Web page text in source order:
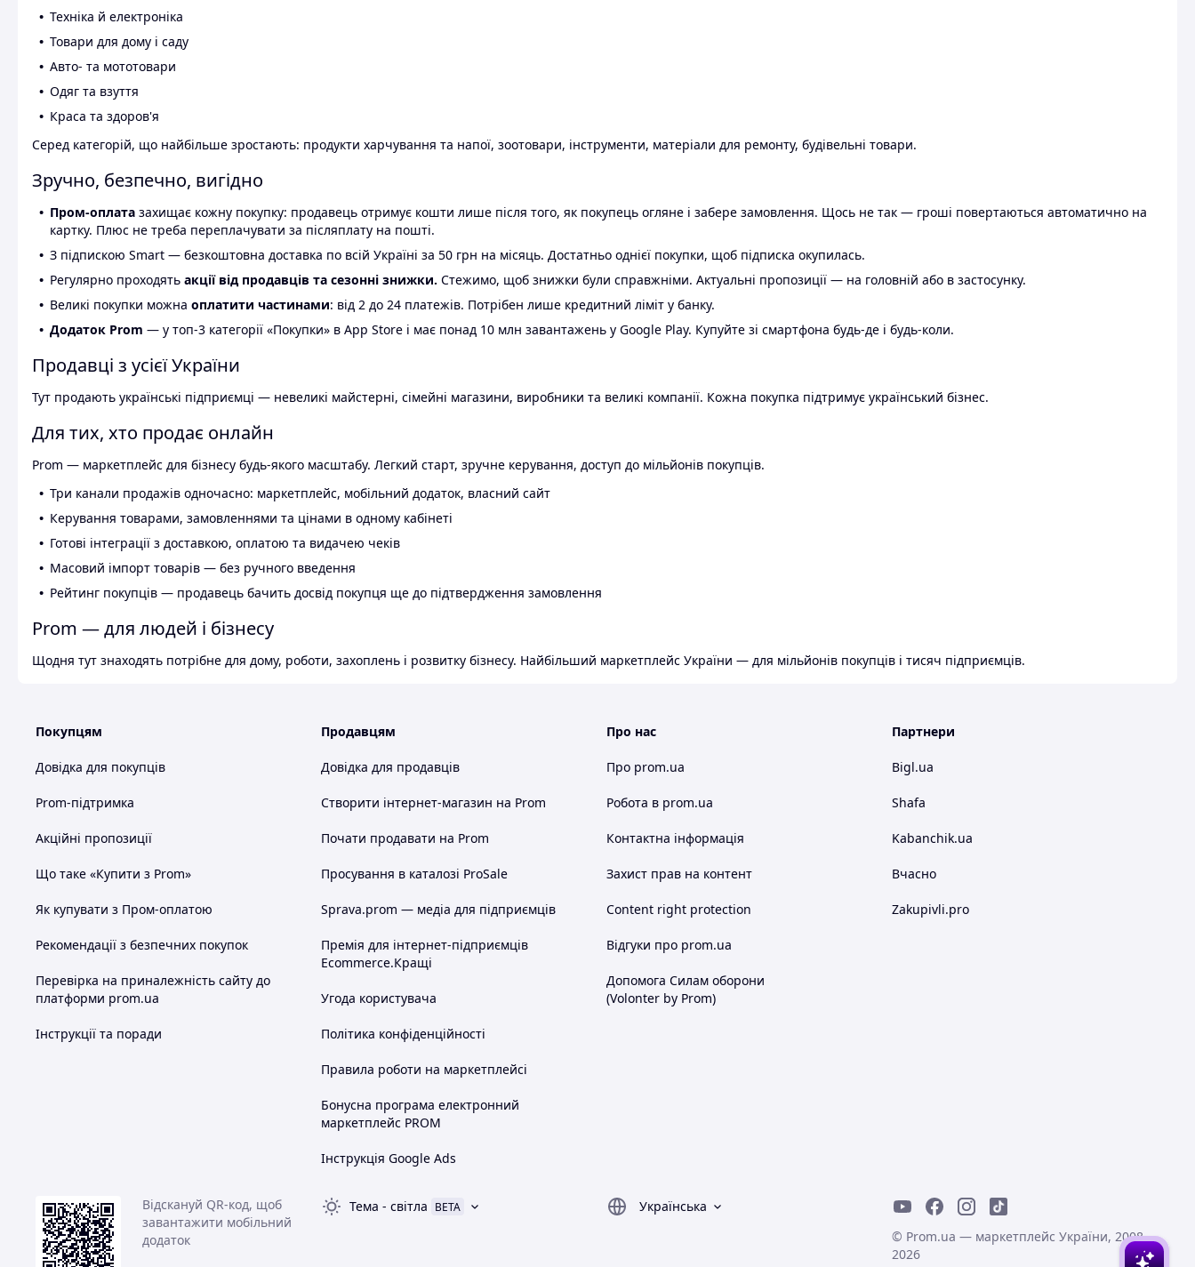
Техніка й електроніка
Товари для дому і саду
Авто- та мототовари
Одяг та взуття
Краса та здоров'я
Серед категорій, що найбільше зростають: продукти харчування та напої, зоотовари, інструменти, матеріали для ремонту, будівельні товари.
Зручно, безпечно, вигідно
Пром-оплата захищає кожну покупку: продавець отримує кошти лише після того, як покупець огляне і забере замовлення. Щось не так — гроші повертаються автоматично на
картку. Плюс не треба переплачувати за післяплату на пошті.
З підпискою Smart — безкоштовна доставка по всій Україні за 50 грн на місяць. Достатньо однієї покупки, щоб підписка окупилась.
Регулярно проходять акції від продавців та сезонні знижки. Стежимо, щоб знижки були справжніми. Актуальні пропозиції — на головній або в застосунку.
Великі покупки можна оплатити частинами: від 2 до 24 платежів. Потрібен лише кредитний ліміт у банку.
Додаток Prom — у топ-3 категорії «Покупки» в App Store і має понад 10 млн завантажень у Google Play. Купуйте зі смартфона будь-де і будь-коли.
Продавці з усієї України
Тут продають українські підприємці — невеликі майстерні, сімейні магазини, виробники та великі компанії. Кожна покупка підтримує український бізнес.
Для тих, хто продає онлайн
Prom — маркетплейс для бізнесу будь-якого масштабу. Легкий старт, зручне керування, доступ до мільйонів покупців.
Три канали продажів одночасно: маркетплейс, мобільний додаток, власний сайт
Керування товарами, замовленнями та цінами в одному кабінеті
Готові інтеграції з доставкою, оплатою та видачею чеків
Масовий імпорт товарів — без ручного введення
Рейтинг покупців — продавець бачить досвід покупця ще до підтвердження замовлення
Prom — для людей і бізнесу
Щодня тут знаходять потрібне для дому, роботи, захоплень і розвитку бізнесу. Найбільший маркетплейс України — для мільйонів покупців і тисяч підприємців.
Покупцям
Довідка для покупців
Prom-підтримка
Акційні пропозиції
Що таке «Купити з Prom»
Як купувати з Пром-оплатою
Рекомендації з безпечних покупок
Перевірка на приналежність сайту до
платформи prom.ua
Інструкції та поради
Продавцям
Довідка для продавців
Створити інтернет-магазин на Prom
Почати продавати на Prom
Просування в каталозі ProSale
Sprava.prom — медіа для підприємців
Премія для інтернет-підприємців
Ecommerce.Кращі
Угода користувача
Політика конфіденційності
Правила роботи на маркетплейсі
Бонусна програма електронний
маркетплейс PROM
Інструкція Google Ads
Про нас
Про prom.ua
Робота в prom.ua
Контактна інформація
Захист прав на контент
Content right protection
Відгуки про prom.ua
Допомога Силам оборони
(Volonter by Prom)
Партнери
Bigl.ua
Shafa
Kabanchik.ua
Вчасно
Zakupivli.pro
Відскануй QR-код, щоб
завантажити мобільний
додаток
Тема - світла BETA
Українська
© Prom.ua — маркетплейс України, 2008-
2026